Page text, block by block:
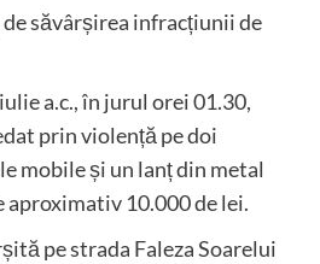
săvârșirea infracțiunii de
a.c., în jurul orei 01.30,
prin violență pe doi
mobile și un lanț din metal
aproximativ 10.000 de lei.
pe strada Faleza Soarelui